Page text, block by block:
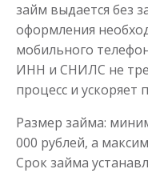
Сумма
Срок
займ выдается без
оформления
мобильного
ИНН и СНИЛС не
процесс и ускоряет
Размер займа:
000 рублей, а
Срок займа